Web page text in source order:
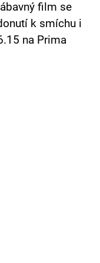
film se
k smíchu i
na Prima